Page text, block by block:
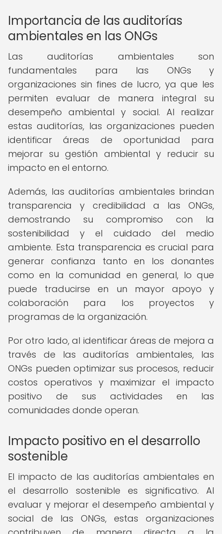
Importancia de las auditorías
ambientales en las ONGs
Las auditorías ambientales son
fundamentales para las ONGs y
organizaciones sin fines de lucro, ya que les
permiten evaluar de manera integral su
desempeño ambiental y social. Al realizar
estas auditorías, las organizaciones pueden
identificar áreas de oportunidad para
mejorar su gestión ambiental y reducir su
impacto en el entorno.
Además, las auditorías ambientales brindan
transparencia y credibilidad a las ONGs,
demostrando su compromiso con la
sostenibilidad y el cuidado del medio
ambiente. Esta transparencia es crucial para
generar confianza tanto en los donantes
como en la comunidad en general, lo que
puede traducirse en un mayor apoyo y
colaboración para los proyectos y
programas de la organización.
Por otro lado, al identificar áreas de mejora a
través de las auditorías ambientales, las
ONGs pueden optimizar sus procesos, reducir
costos operativos y maximizar el impacto
positivo de sus actividades en las
comunidades donde operan.
Impacto positivo en el desarrollo
sostenible
El impacto de las auditorías ambientales en
el desarrollo sostenible es significativo. Al
evaluar y mejorar el desempeño ambiental y
social de las ONGs, estas organizaciones